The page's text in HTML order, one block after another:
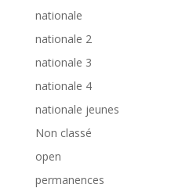
nationale
nationale 2
nationale 3
nationale 4
nationale jeunes
Non classé
open
permanences